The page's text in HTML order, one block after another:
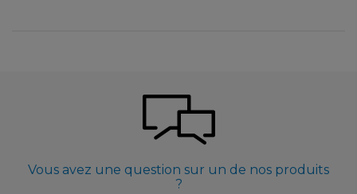
Vous avez une question sur un de nos produits
?